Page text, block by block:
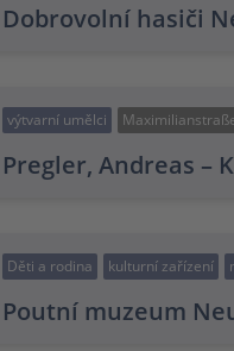
Dobrovolní hasiči
výtvarní umělci
Pregler, Andreas –
Děti a rodina kulturní zařízení
Poutní muzeum